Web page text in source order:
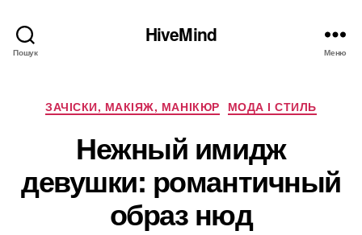
Пошук
HiveMind
Меню
Категорії
ЗАЧІСКИ, МАКІЯЖ, МАНІКЮР МОДА І СТИЛЬ
Нежный имидж
девушки: романтичный
образ нюд